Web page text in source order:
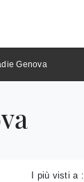
Genova
I più visti a :